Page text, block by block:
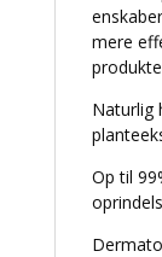
mere
Naturlig
Op til